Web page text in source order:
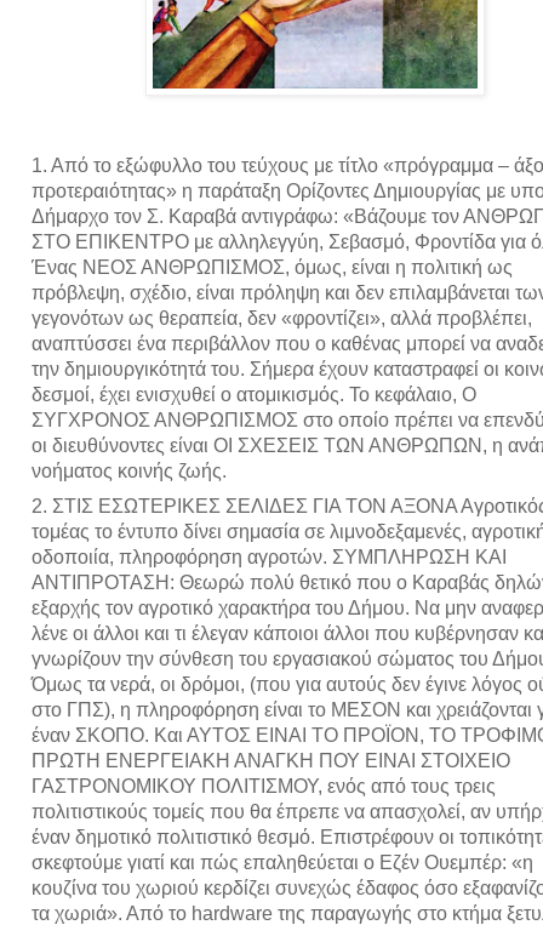
1. Από το εξώφυλλο του τεύχους με τίτλο «πρόγραμμα –
προτεραιότητας» η παράταξη Ορίζοντες Δημιουργίας με
Δήμαρχο τον Σ. Καραβά αντιγράφω: «Βάζουμε τον
ΣΤΟ ΕΠΙΚΕΝΤΡΟ με αλληλεγγύη, Σεβασμό, Φροντίδα για
Ένας ΝΕΟΣ ΑΝΘΡΩΠΙΣΜΟΣ, όμως, είναι η πολιτική ως
πρόβλεψη, σχέδιο, είναι πρόληψη και δεν επιλαμβάνεται
γεγονότων ως θεραπεία, δεν «φροντίζει», αλλά προβλέπει,
αναπτύσσει ένα περιβάλλον που ο καθένας μπορεί να
την δημιουργικότητά του. Σήμερα έχουν καταστραφεί οι
δεσμοί, έχει ενισχυθεί ο ατομικισμός. Το κεφάλαιο, Ο
ΣΥΓΧΡΟΝΟΣ ΑΝΘΡΩΠΙΣΜΟΣ στο οποίο πρέπει να
οι διευθύνοντες είναι ΟΙ ΣΧΕΣΕΙΣ ΤΩΝ ΑΝΘΡΩΠΩΝ, η
νοήματος κοινής ζωής.
2. ΣΤΙΣ ΕΣΩΤΕΡΙΚΕΣ ΣΕΛΙΔΕΣ ΓΙΑ ΤΟΝ ΑΞΟΝΑ
τομέας το έντυπο δίνει σημασία σε λιμνοδεξαμενές,
οδοποιία, πληροφόρηση αγροτών. ΣΥΜΠΛΗΡΩΣΗ ΚΑΙ
ΑΝΤΙΠΡΟΤΑΣΗ: Θεωρώ πολύ θετικό που ο Καραβάς
εξαρχής τον αγροτικό χαρακτήρα του Δήμου. Να μην
λένε οι άλλοι και τι έλεγαν κάποιοι άλλοι που κυβέρνησαν
γνωρίζουν την σύνθεση του εργασιακού σώματος του
Όμως τα νερά, οι δρόμοι, (που για αυτούς δεν έγινε λόγος
στο ΓΠΣ), η πληροφόρηση είναι το ΜΕΣΟΝ και χρειάζονται
έναν ΣΚΟΠΟ. Και ΑΥΤΟΣ ΕΙΝΑΙ ΤΟ ΠΡΟΪΟΝ, ΤΟ
ΠΡΩΤΗ ΕΝΕΡΓΕΙΑΚΗ ΑΝΑΓΚΗ ΠΟΥ ΕΙΝΑΙ ΣΤΟΙΧΕΙΟ
ΓΑΣΤΡΟΝΟΜΙΚΟΥ ΠΟΛΙΤΙΣΜΟΥ, ενός από τους τρεις
πολιτιστικούς τομείς που θα έπρεπε να απασχολεί, αν
έναν δημοτικό πολιτιστικό θεσμό. Επιστρέφουν οι
σκεφτούμε γιατί και πώς επαληθεύεται ο Εζέν Ουεμπέρ: «η
κουζίνα του χωριού κερδίζει συνεχώς έδαφος όσο
τα χωριά». Από το hardware της παραγωγής στο κτήμα